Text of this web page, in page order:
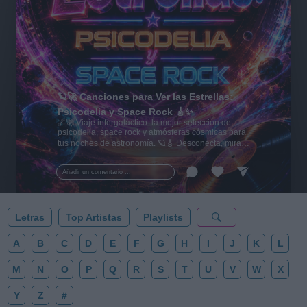
Añadir un comentario ...
🪐🚀 Canciones para Ver las Estrellas:
Psicodelia y Space Rock 🎸✨
🌌🚀 Viaje intergaláctico: la mejor selección de
psicodelia, space rock y atmósferas cósmicas para
tus noches de astronomía. 🪐🎸 Desconecta, mira
al firmamento y siente la gravedad cero. 💾 ¡Guarda
esta colección para tu próxima noche estrellada!
✨⭐
Letras Top Artistas Playlists
A B C D E F G H I J K L
M N O P Q R S T U V W X
Y Z #